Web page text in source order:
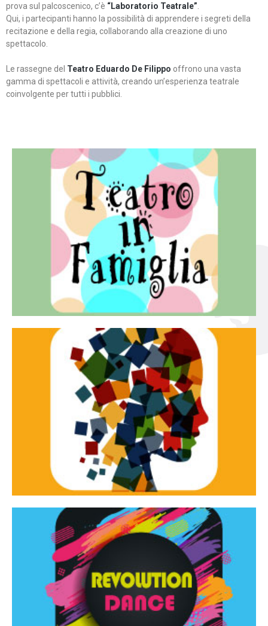
prova sul palcoscenico, c’è “Laboratorio Teatrale”
Qui, i partecipanti hanno la possibilità di apprendere i segreti della
recitazione e della regia, collaborando alla creazione di uno
spettacolo.
Le rassegne del Teatro Eduardo De Filippo offrono una vasta
gamma di spettacoli e attività, creando un’esperienza teatrale
coinvolgente per tutti i pubblici.
Teatro in famiglia
Teatro In Famiglia è una rassegna di teatro concepita
per far condividere e godere del teatro all’intera
famiglia.
Continua
Tracce dinamiche
Tracce Dinamiche è una rassegna di teatro
d’innovazione e sperimentale.
Continua
Revolution Dance
Rassegna di danza contemporanea – I Edizione